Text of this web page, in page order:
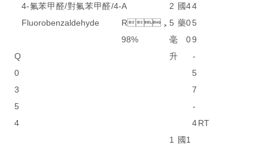
Q
0
3
5
4
4-氟苯甲醛/對氟苯甲醛/4-
Fluorobenzaldehyde
A
R，
98%
2
5
毫
升
國
藥
4
0
0
4
5
9
-
5
7
-
4RT
1
國1